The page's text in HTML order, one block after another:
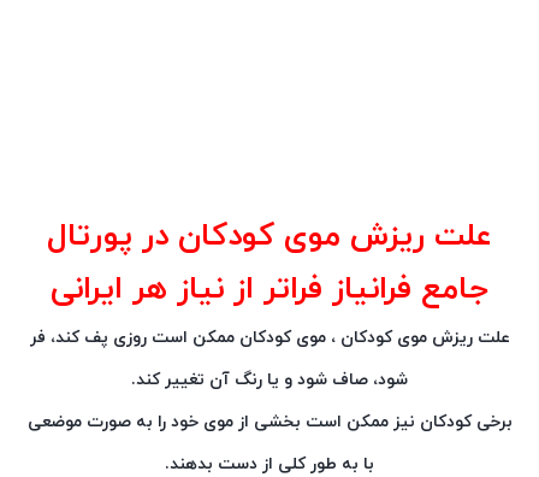
علت ریزش موی کودکان در پورتال
جامع فرانیاز فراتر از نیاز هر ایرانی
علت ریزش موی کودکان ، موی کودکان ممکن است روزی پف کند، فر
شود، صاف شود و یا رنگ آن تغییر کند.
برخی کودکان نیز ممکن است بخشی از موی خود را به صورت موضعی
با به طور کلی از دست بدهند.